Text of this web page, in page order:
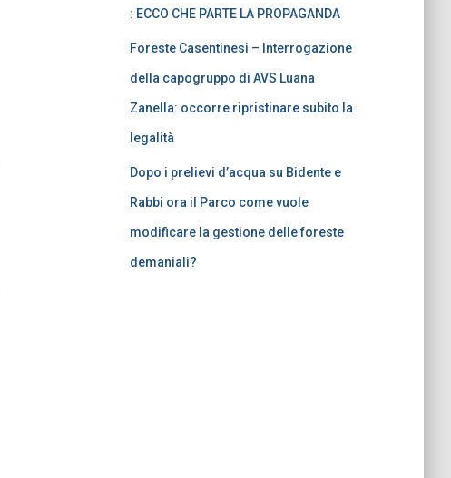
: ECCO CHE PARTE LA PROPAGANDA
Foreste Casentinesi – Interrogazione
della capogruppo di AVS Luana
Zanella: occorre ripristinare subito la
legalità
Dopo i prelievi d’acqua su Bidente e
Rabbi ora il Parco come vuole
modificare la gestione delle foreste
demaniali?